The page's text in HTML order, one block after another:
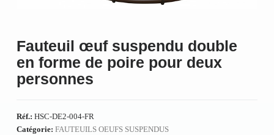
Fauteuil œuf suspendu double
en forme de poire pour deux
personnes
Réf.: HSC-DE2-004-FR
Catégorie: FAUTEUILS OEUFS SUSPENDUS